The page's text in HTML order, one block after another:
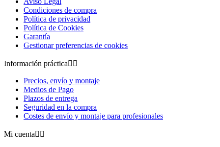
Condiciones de compra
Política de privacidad
Política de Cookies
Garantía
Gestionar preferencias de cookies
Información práctica 
Precios, envío y montaje
Medios de Pago
Plazos de entrega
Seguridad en la compra
Costes de envío y montaje para profesionales
Mi cuenta 